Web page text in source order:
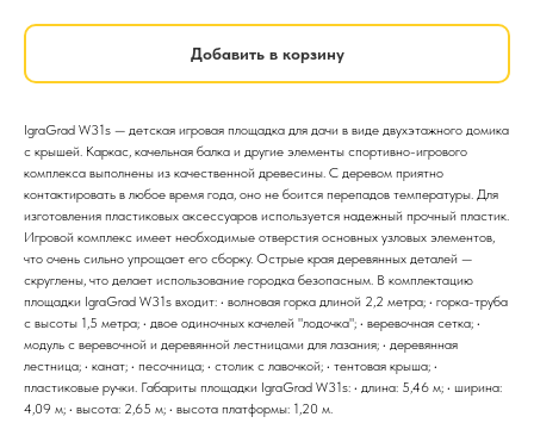
Добавить в корзину
IgraGrad W31s — детская игровая площадка для дачи в виде двухэтажного домика
с крышей. Каркас, качельная балка и другие элементы спортивно-игрового
комплекса выполнены из качественной древесины. С деревом приятно
контактировать в любое время года, оно не боится перепадов температуры. Для
изготовления пластиковых аксессуаров используется надежный прочный пластик.
Игровой комплекс имеет необходимые отверстия основных узловых элементов,
что очень сильно упрощает его сборку. Острые края деревянных деталей —
скруглены, что делает использование городка безопасным. В комплектацию
площадки IgraGrad W31s входит: • волновая горка длиной 2,2 метра; • горка-труба
с высоты 1,5 метра; • двое одиночных качелей "лодочка"; • веревочная сетка; •
модуль с веревочной и деревянной лестницами для лазания; • деревянная
лестница; • канат; • песочница; • столик с лавочкой; • тентовая крыша; •
пластиковые ручки. Габариты площадки IgraGrad W31s: • длина: 5,46 м; • ширина:
4,09 м; • высота: 2,65 м; • высота платформы: 1,20 м.